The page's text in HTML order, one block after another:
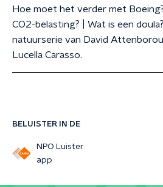
BELUISTER IN DE
NPO Luister
app
Hoe moet het verder met
CO2-belasting? | Wat is een
natuurserie van David
Lucella Carasso.